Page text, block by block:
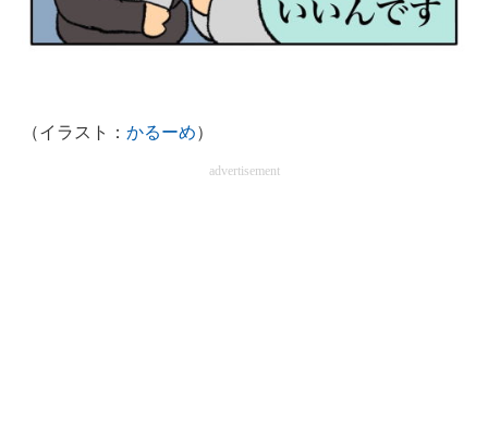
IT製品の技術・比較・事例
（イラスト： かるーめ）
advertisement